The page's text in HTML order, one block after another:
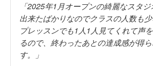
「2025年1月オープンの綺麗なスタ
出来たばかりなのでクラスの人数も
プレッスンでも1人1人見てくれて声
るので、終わったあとの達成感が得
す。」